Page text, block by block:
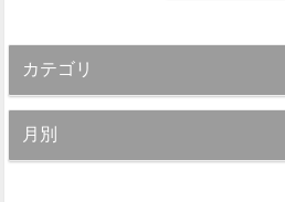
カテゴリ
月別